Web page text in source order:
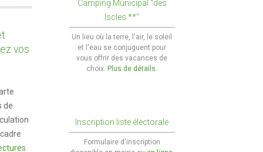
Marchés et foires
Cimetières
Intercommunalité
Maison de services au public
scolaire
Camping Municipal "des
Iscles **"
Un lieu où la terre, l'air, le soleil
et l'eau se conjuguent pour
vous offrir des vacances de
choix. Plus de détails.
Inscription liste électorale
Formulaire d'inscription
vos
de